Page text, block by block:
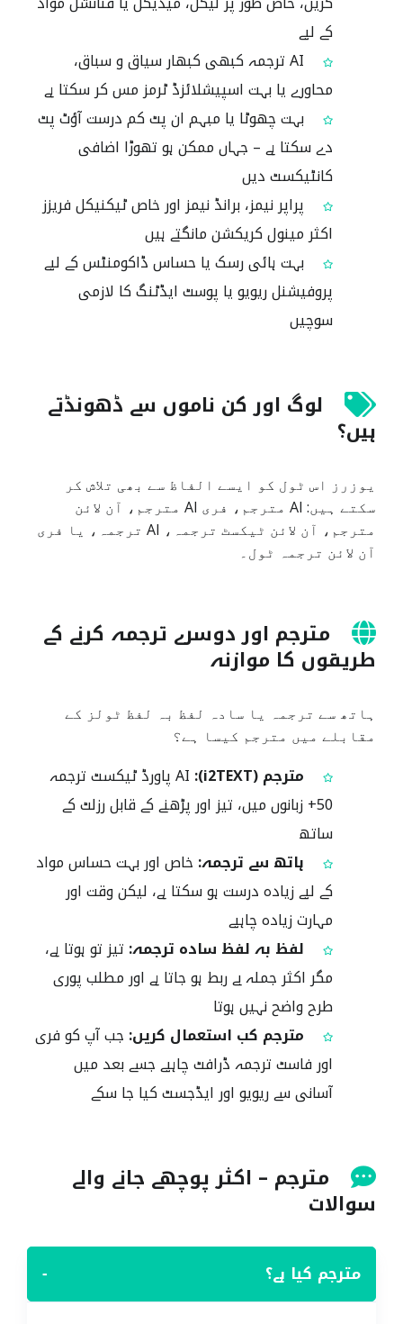
کے لیے
AI ترجمہ کبھی کبھار سیاق و سباق،
محاورے یا بہت اسپیشلائزڈ ٹرمز مس کر سکتا ہے
بہت چھوٹا یا مبہم ان پٹ کم درست آؤٹ پٹ
دے سکتا ہے – جہاں ممکن ہو تھوڑا اضافی
کانٹیکسٹ دیں
پراپر نیمز، برانڈ نیمز اور خاص ٹیکنیکل فریزز
اکثر مینول کریکشن مانگتے ہیں
بہت ہائی رسک یا حساس ڈاکومنٹس کے لیے
پروفیشنل ریویو یا پوسٹ ایڈٹنگ کا لازمی
سوچیں
لوگ اور کن ناموں سے ڈھونڈتے
ہیں؟
یوزرز اس ٹول کو ایسے الفاظ سے بھی تلاش کر
سکتے ہیں: AI مترجم، فری AI مترجم، آن لائن
مترجم، آن لائن ٹیکسٹ ترجمہ، AI ترجمہ، یا فری
آن لائن ترجمہ ٹول۔
مترجم اور دوسرے ترجمہ کرنے کے
طریقوں کا موازنہ
ہاتھ سے ترجمہ یا سادہ لفظ بہ لفظ ٹولز کے
مقابلے میں مترجم کیسا ہے؟
مترجم (i2TEXT):
AI پاورڈ ٹیکسٹ ترجمہ
50+ زبانوں میں، تیز اور پڑھنے کے قابل رزلٹ کے
ساتھ
ہاتھ سے ترجمہ: خاص اور بہت حساس مواد
کے لیے زیادہ درست ہو سکتا ہے، لیکن وقت اور
مہارت زیادہ چاہیے
لفظ بہ لفظ سادہ ترجمہ: تیز تو ہوتا ہے،
مگر اکثر جملہ بے ربط ہو جاتا ہے اور مطلب پوری
طرح واضح نہیں ہوتا
مترجم کب استعمال کریں: جب آپ کو فری
اور فاسٹ ترجمہ ڈرافٹ چاہیے جسے بعد میں
آسانی سے ریویو اور ایڈجسٹ کیا جا سکے
مترجم – اکثر پوچھے جانے والے
سوالات
مترجم کیا ہے؟ −